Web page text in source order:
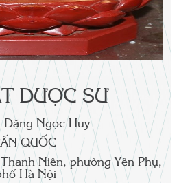
DƯỢC SƯ
Đặng Ngọc Huy
QUỐC
Niên, phường Yên Phụ,
Hà Nội